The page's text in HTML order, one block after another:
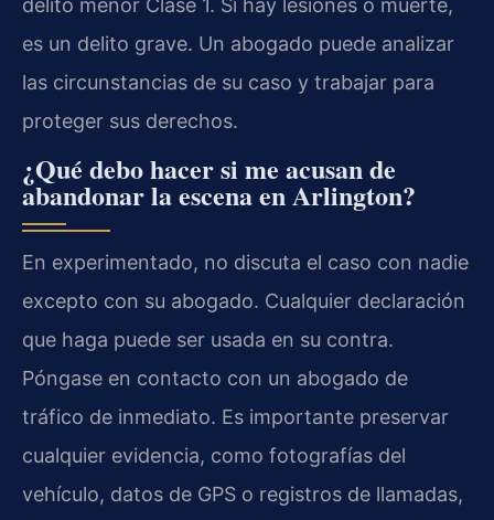
delito menor Clase 1. Si hay lesiones o muerte,
es un delito grave. Un abogado puede analizar
las circunstancias de su caso y trabajar para
proteger sus derechos.
¿Qué debo hacer si me acusan de
abandonar la escena en Arlington?
En experimentado, no discuta el caso con nadie
excepto con su abogado. Cualquier declaración
que haga puede ser usada en su contra.
Póngase en contacto con un abogado de
tráfico de inmediato. Es importante preservar
cualquier evidencia, como fotografías del
vehículo, datos de GPS o registros de llamadas,